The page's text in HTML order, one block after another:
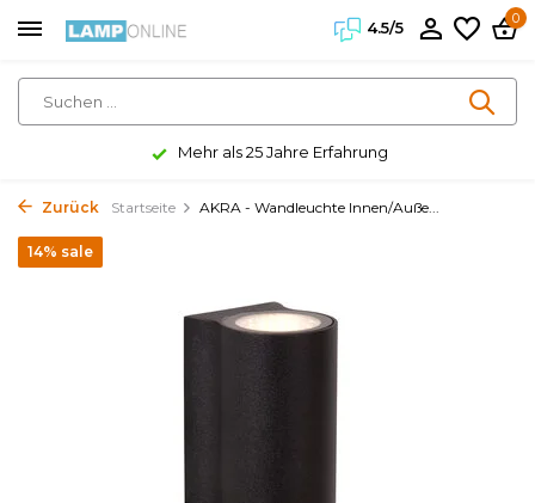
4.5/5
0
Mehr als 25 Jahre Erfahrung
Zurück Startseite AKRA - Wandleuchte Innen/Auße...
14% sale